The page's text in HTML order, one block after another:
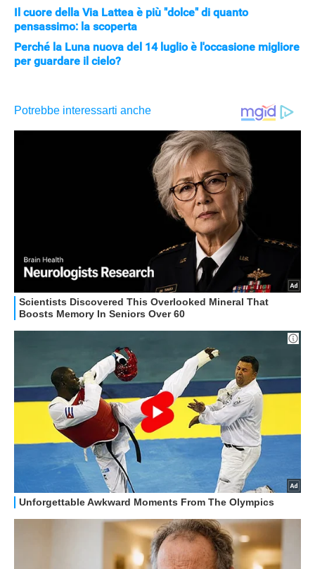
Il cuore della Via Lattea è più "dolce" di quanto
pensassimo: la scoperta
Perché la Luna nuova del 14 luglio è l'occasione migliore
per guardare il cielo?